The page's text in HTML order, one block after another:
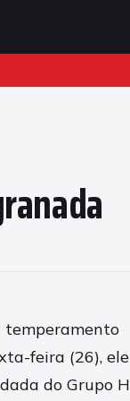
temperamento
feira (26), ele
do Grupo H